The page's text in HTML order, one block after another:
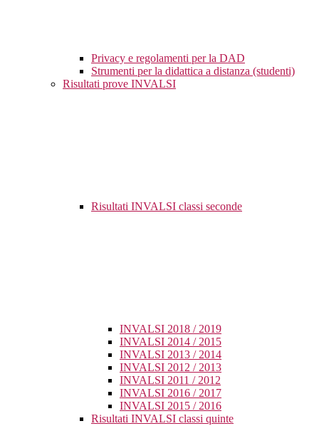
Privacy e regolamenti per la DAD
Strumenti per la didattica a distanza (studenti)
Risultati prove INVALSI
Risultati INVALSI classi seconde
INVALSI 2018 / 2019
INVALSI 2014 / 2015
INVALSI 2013 / 2014
INVALSI 2012 / 2013
INVALSI 2011 / 2012
INVALSI 2016 / 2017
INVALSI 2015 / 2016
Risultati INVALSI classi quinte